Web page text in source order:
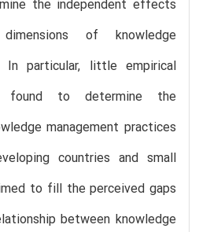
the independent effects
of knowledge
In particular, little empirical
found to determine the
management practices
countries and small
to fill the perceived gaps
between knowledge